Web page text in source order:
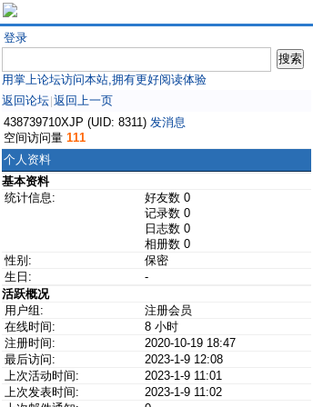
登录
用掌上论坛访问本站,拥有更好阅读体验
返回论坛 返回上一页
438739710XJP (UID: 8311) 发消息
空间访问量 111
个人资料
基本资料
统计信息:
好友数 0
记录数 0
日志数 0
相册数 0
性别:
保密
生日:
-
活跃概况
用户组:
注册会员
在线时间:
8 小时
注册时间:
2020-10-19 18:47
最后访问:
2023-1-9 12:08
上次活动时间:
2023-1-9 11:01
上次发表时间:
2023-1-9 11:02